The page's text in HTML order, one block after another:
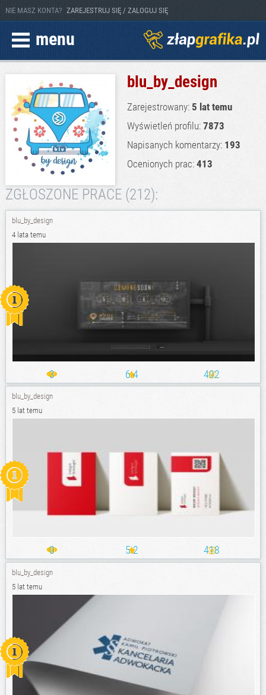
NIE MASZ KONTA? ZAREJESTRUJ SIĘ / ZALOGUJ SIĘ
menu
blu_by_design
Zarejestrowany: 5 lat temu
Wyświetleń profilu: 7873
Napisanych komentarzy: 193
Ocenionych prac: 413
ZGŁOSZONE PRACE (212):
blu_by_design
4 lata temu
3 6.4 402
blu_by_design
5 lat temu
0 5.2 418
blu_by_design
5 lat temu